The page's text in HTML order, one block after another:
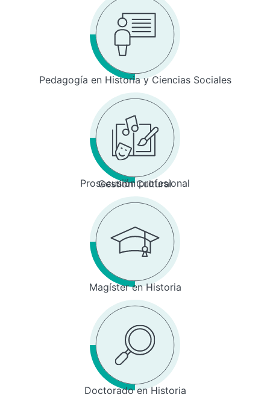
Pedagogía en Historia y Ciencias Sociales
Prosecusión profesional
Gestión Cultural
Magíster en Historia
Doctorado en Historia